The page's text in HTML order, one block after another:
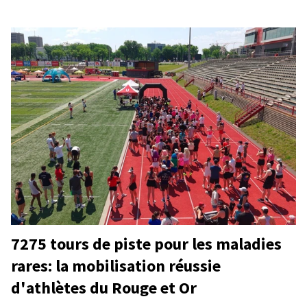
7275 tours de piste pour les maladies
rares: la mobilisation réussie
d'athlètes du Rouge et Or